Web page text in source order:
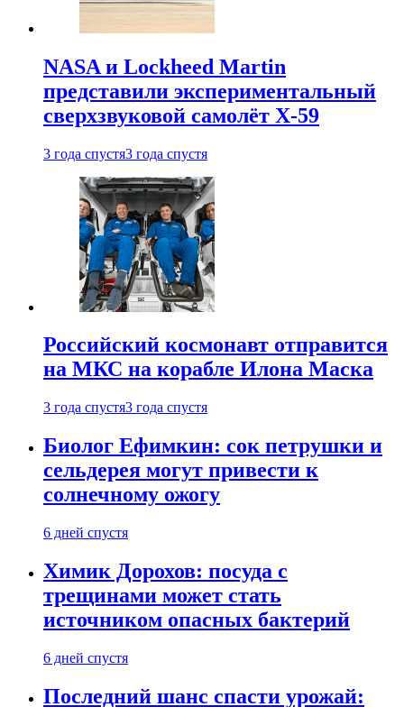
NASA и Lockheed Martin
представили экспериментальный
сверхзвуковой самолёт X-59
3 года спустя3 года спустя
Российский космонавт отправится
на МКС на корабле Илона Маска
3 года спустя3 года спустя
Биолог Ефимкин: сок петрушки и
сельдерея могут привести к
солнечному ожогу
6 дней спустя
Химик Дорохов: посуда с
трещинами может стать
источником опасных бактерий
6 дней спустя
Последний шанс спасти урожай: